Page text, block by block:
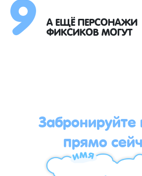
А ЕЩЁ ПЕРСОНАЖИ
ФИКСИКОВ МОГУТ
прямо